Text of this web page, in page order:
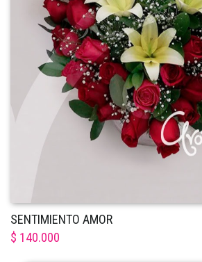
SENTIMIENTO AMOR
$ 140.000